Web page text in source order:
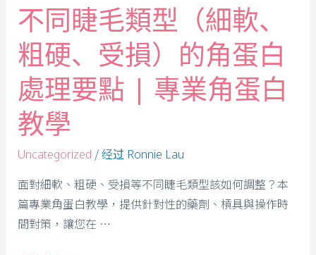
不同睫毛類型（細軟、
粗硬、受損）的角蛋白
處理要點 | 專業角蛋白
教學
Uncategorized / 经过 Ronnie Lau
面對細軟、粗硬、受損等不同睫毛類型該如何調整？本
篇專業角蛋白教學，提供針對性的藥劑、槓具與操作時
間對策，讓您在 …